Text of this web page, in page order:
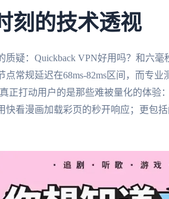
刻的技术透视
质疑：Quickback VPN好用吗？和六
点常规延迟在68ms-82ms区间，而专业
正打动用户的是那些难被量化的体验
快看漫画加载彩页的秒开响应；更包